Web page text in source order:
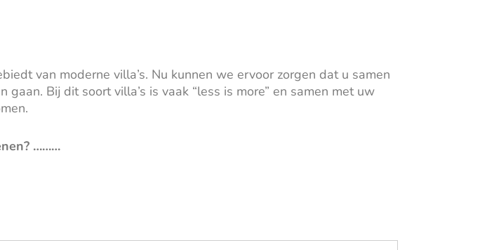
van moderne villa’s. Nu kunnen we ervoor zorgen dat u samen
Bij dit soort villa’s is vaak “less is more” en samen met uw
………